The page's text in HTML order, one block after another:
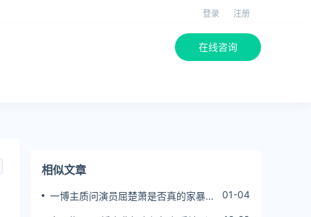
登录 注册
在线咨询
相似文章
一博主质问演员屈楚萧是否真的家暴,
01-04